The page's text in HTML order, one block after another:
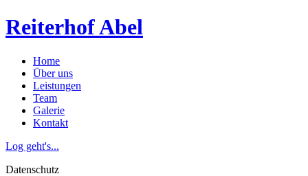
Reiterhof Abel
Home
Über uns
Leistungen
Team
Galerie
Kontakt
Log geht's...
Datenschutz